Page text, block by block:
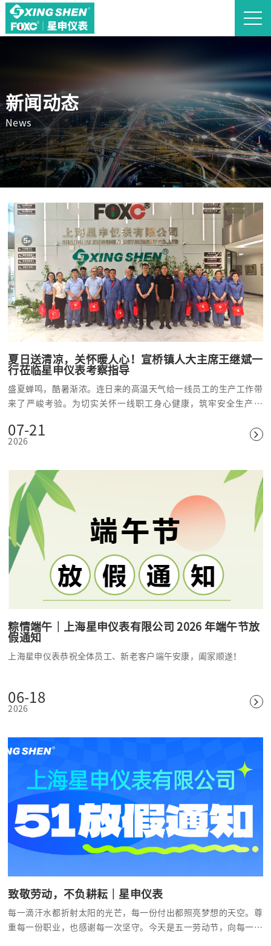
新闻动态
News
夏日送清凉，关怀暖人心！宣桥镇人大主席王继斌一
行莅临星申仪表考察指导
盛夏蝉鸣，酷暑渐浓。连日来的高温天气给一线员工的生产工作带
来了严峻考验。为切实关怀一线职工身心健康，筑牢安全生产防
莅临上海星申仪表有限公司走访考察、慰问一线，为坚守岗位的星
申全体员工送来夏日清凉与暖心关怀，同时深入企业生产一线调研
07-21
2026
粽情端午｜上海星申仪表有限公司 2026 年端午节放
假通知
上海星申仪表恭祝全体员工、新老客户端午安康，阖家顺遂！
06-18
2026
致敬劳动，不负耕耘｜星申仪表
每一滴汗水都折射太阳的光芒，每一份付出都照亮梦想的天空。尊
重每一份职业，也感谢每一次坚守。今天是五一劳动节，向每一个